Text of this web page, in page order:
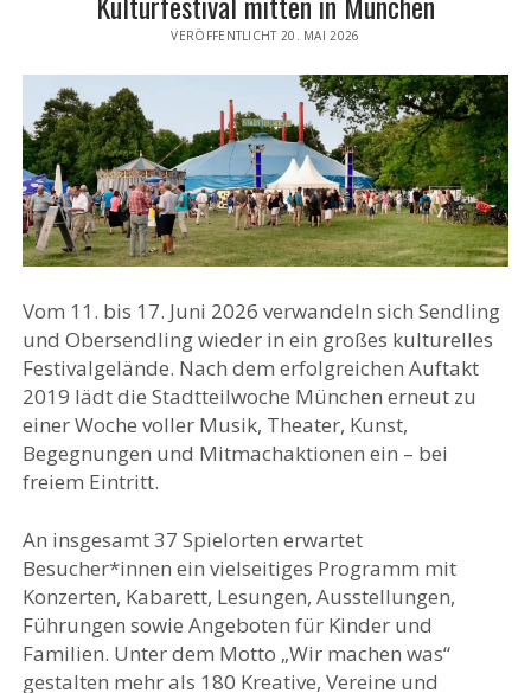
VERÖFFENTLICHT 20. MAI 2026
Vom 11. bis 17. Juni 2026 verwandeln sich Sendling
und Obersendling wieder in ein großes kulturelles
Festivalgelände. Nach dem erfolgreichen Auftakt
2019 lädt die Stadtteilwoche München erneut zu
einer Woche voller Musik, Theater, Kunst,
Begegnungen und Mitmachaktionen ein – bei
freiem Eintritt.
An insgesamt 37 Spielorten erwartet
Besucher*innen ein vielseitiges Programm mit
Konzerten, Kabarett, Lesungen, Ausstellungen,
Führungen sowie Angeboten für Kinder und
Familien. Unter dem Motto „Wir machen was“
gestalten mehr als 180 Kreative, Vereine und